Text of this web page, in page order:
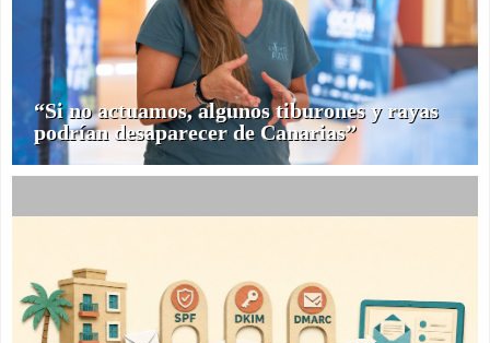
“Si no actuamos, algunos tiburones y rayas
podrían desaparecer de Canarias”